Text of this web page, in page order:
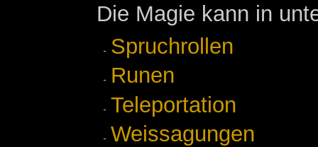
Die Magie kann in
Spruchrollen
Runen
Teleportation
Weissagungen